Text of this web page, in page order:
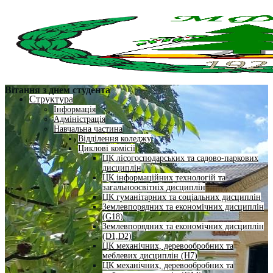
Структура
Інформація
Адміністрація
Навчальна частина
Відділення коледжу
Циклові комісії
ЦК лісогосподарських та садово-паркових
дисциплін
ЦК інформаційних технологій та
загальноосвітніх дисциплін
ЦК гуманітарних та соціальних дисциплін
Землевпорядних та економічних дисциплін
(G18)
Землевпорядних та економічних дисциплін
(D1,D2)
ЦК механічних, деревообробних та
меблевих дисциплін (H7)
ЦК механічних, деревообробних та
Вітання з днем студента